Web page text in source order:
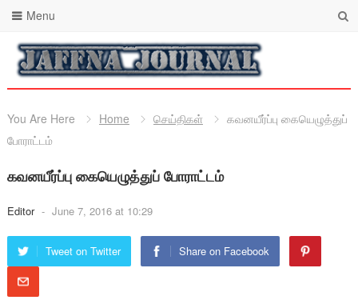
Menu
You Are Here Home செய்திகள்
கவனயீர்ப்பு கையெழுத்துப்
போராட்டம்
கவனயீர்ப்பு கையெழுத்துப் போராட்டம்
Editor - June 7, 2016 at 10:29
Tweet on Twitter Share on Facebook